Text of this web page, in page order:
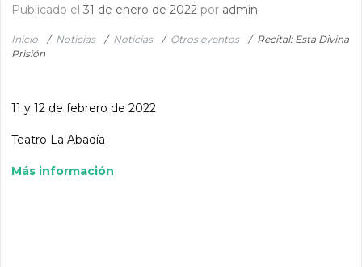
Publicado el31 de enero de 2022 por admin
Inicio / Noticias / Noticias / Otros eventos / Recital: Esta Divina
Prisión
11 y 12 de febrero de 2022
Teatro La Abadía
Más información